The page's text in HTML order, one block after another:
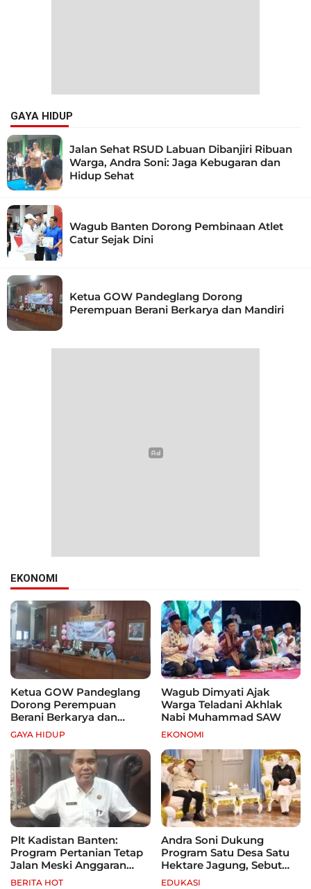
GAYA HIDUP
Jalan Sehat RSUD Labuan Dibanjiri Ribuan
Warga, Andra Soni: Jaga Kebugaran dan
Hidup Sehat
Wagub Banten Dorong Pembinaan Atlet
Catur Sejak Dini
Ketua GOW Pandeglang Dorong
Perempuan Berani Berkarya dan Mandiri
EKONOMI
Ketua GOW Pandeglang
Dorong Perempuan
Berani Berkarya dan
Mandiri
GAYA HIDUP
Wagub Dimyati Ajak
Warga Teladani Akhlak
Nabi Muhammad SAW
EKONOMI
Plt Kadistan Banten:
Program Pertanian Tetap
Jalan Meski Anggaran
Terbatas, Fokus Jagung
BERITA HOT
Andra Soni Dukung
Program Satu Desa Satu
Hektare Jagung, Sebut
Banten Punya Peluang
EDUKASI